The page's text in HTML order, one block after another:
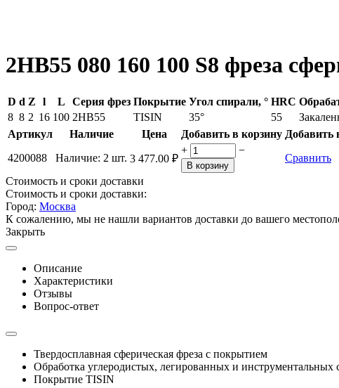
2HB55 080 160 100 S8 фреза
D d Z l L Серия фрез Покрытие Угол спирали, ° HRC
8 8 2 16 100 2HB55 TISIN 35° 55
Артикул
Наличие Цена Добавить в корзину Добавить
4200088
Наличие: 2 шт. 3 477.00 ₽
+ −
В корзину
Сравнить
Стоимость и сроки доставки
Стоимость и сроки доставки:
Город: Москва
К сожалению, мы не нашли вариантов доставки до вашего
Закрыть
Описание
Характеристики
Отзывы
Вопрос-ответ
Твердосплавная сферическая фреза с покрытием
Обработка углеродистых, легированных и инструментальных
Покрытие TISIN